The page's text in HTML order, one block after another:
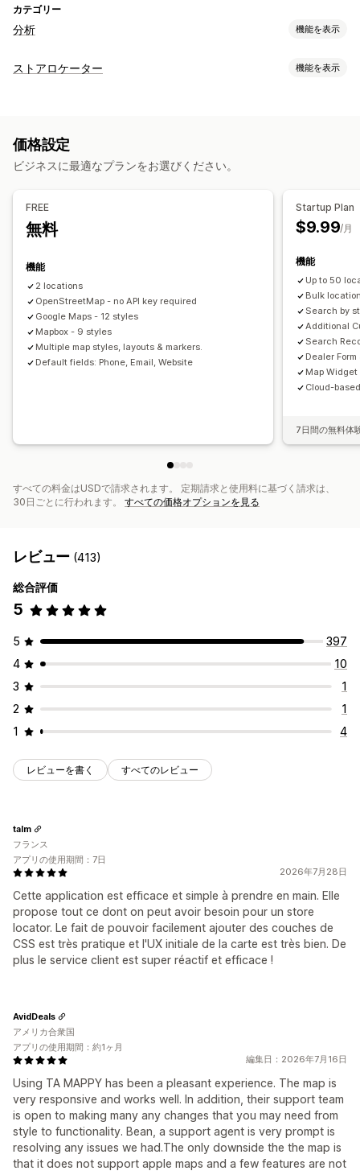
カテゴリー
分析 機能を表示
お客様の操作動向
ファネル分析
ビジュアルとレポート
データのエクスポート
ストアロケーター 機能を表示
カスタムブランディング
カスタムフィールド
複数言語 複数ロケーション
検索と絞り込み
ロケーション検索
距離フィルター
分析
価格設定
ビジネスに最適なプランをお選びください。
FREE
無料
機能
2 locations
OpenStreetMap - no API key required
Google Maps - 12 styles
Mapbox - 9 styles
Multiple map styles, layouts & markers.
Default fields: Phone, Email, Website
Startup Plan
$9.99/月
機能
Up to 50
Bulk
Search by
Additional
Search
Dealer
Map Widget
Cloud-
7日間の無料体
すべての料金はUSDで請求されます。 定期請求と使用料に基づく請求は、
30日ごとに行われます。 すべての価格オプションを見る
レビュー (413)
総合評価
5
5
397
4
10
3
1
2
1
1
4
レビューを書く すべてのレビュー
2026年7月28日
Cette application est efficace et simple à prendre en main. Elle
propose tout ce dont on peut avoir besoin pour un store
locator. Le fait de pouvoir facilement ajouter des couches de
CSS est très pratique et l'UX initiale de la carte est très bien. De
plus le service client est super réactif et efficace !
talm
フランス
アプリの使用期間：7日
編集日：2026年7月16日
Using TA MAPPY has been a pleasant experience. The map is
very responsive and works well. In addition, their support team
is open to making many any changes that you may need from
style to functionality. Bean, a support agent is very prompt is
resolving any issues we had.The only downside the the map is
that it does not support apple maps and a few features are not
AvidDeals
アメリカ合衆国
アプリの使用期間：約1ヶ月